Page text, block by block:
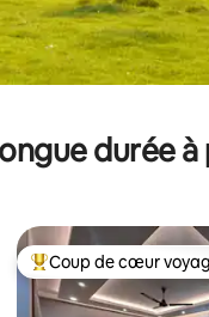
durée
Coups de cœur
Coup de cœur